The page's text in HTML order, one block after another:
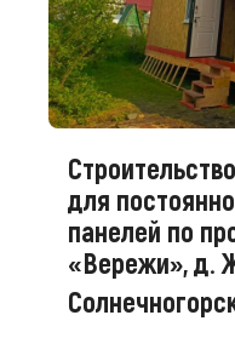
для
панелей по
«Вережи», д.